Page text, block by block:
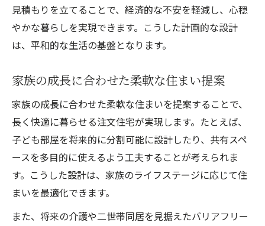
見積もりを立てることで、経済的な不安を軽減し、心穏
やかな暮らしを実現できます。こうした計画的な設計
は、平和的な生活の基盤となります。
家族の成長に合わせた柔軟な住まい提案
家族の成長に合わせた柔軟な住まいを提案することで、
長く快適に暮らせる注文住宅が実現します。たとえば、
子ども部屋を将来的に分割可能に設計したり、共有スペ
ースを多目的に使えるよう工夫することが考えられま
す。こうした設計は、家族のライフステージに応じて住
まいを最適化できます。
また、将来の介護や二世帯同居を見据えたバリアフリー